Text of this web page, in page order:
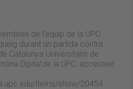
de l'equip de la UPC
durant un partida contra
Catalunya Universitaris de
Digital de la UPC, accessed
items/show/20454